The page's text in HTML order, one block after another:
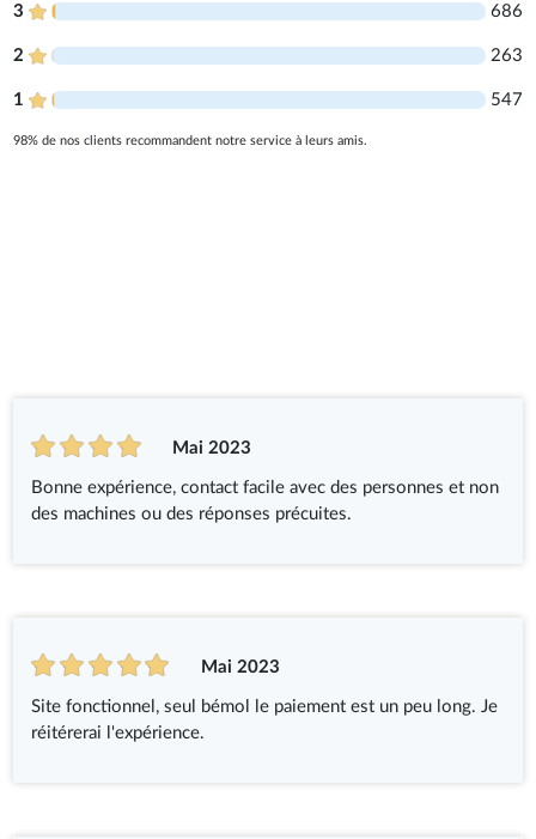
3 686
2 263
1 547
98% de nos clients recommandent notre service à leurs amis.
Mai 2023
Bonne expérience, contact facile avec des personnes et non
des machines ou des réponses précuites.
Mai 2023
Site fonctionnel, seul bémol le paiement est un peu long. Je
réitérerai l'expérience.